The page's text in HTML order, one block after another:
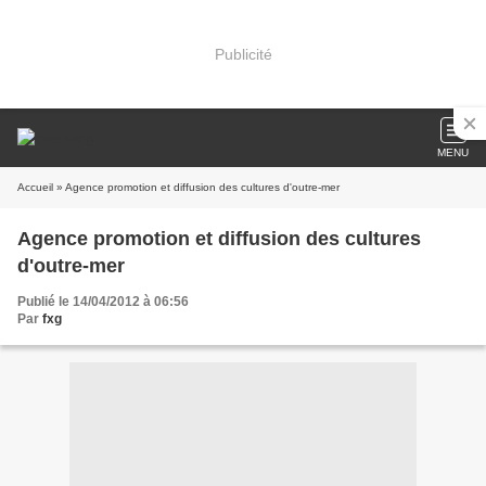
Publicité
MENU
Accueil » Agence promotion et diffusion des cultures d'outre-mer
Agence promotion et diffusion des cultures
d'outre-mer
Publié le 14/04/2012 à 06:56
Par fxg